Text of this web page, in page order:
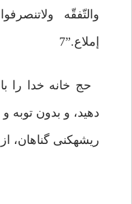
والتّفقّه
إملاع.”7
حج خانه خدا را
دهيد، و بدون توبه و
ريشه‏كنى گناهان، از